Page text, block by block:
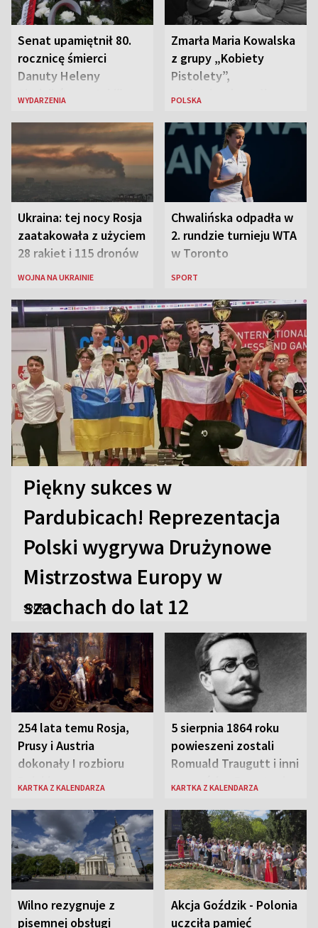
Senat upamiętnił 80.
rocznicę śmierci
Danuty Heleny
Siedzikówny „Inki”
WYDARZENIA
Zmarła Maria Kowalska
z grupy „Kobiety
Pistolety”,
sanitariuszka pułku
POLSKA
Ukraina: tej nocy Rosja
zaatakowała z użyciem
28 rakiet i 115 dronów
WOJNA NA UKRAINIE
Chwalińska odpadła w
2. rundzie turnieju WTA
w Toronto
SPORT
Piękny sukces w
Pardubicach! Reprezentacja
Polski wygrywa Drużynowe
Mistrzostwa Europy w
szachach do lat 12
SPORT
254 lata temu Rosja,
Prusy i Austria
dokonały I rozbioru
Polski
KARTKA Z KALENDARZA
5 sierpnia 1864 roku
powieszeni zostali
Romuald Traugutt i inni
przywódcy Powstania
KARTKA Z KALENDARZA
Wilno rezygnuje z
pisemnej obsługi
Akcja Goździk - Polonia
uczciła pamięć